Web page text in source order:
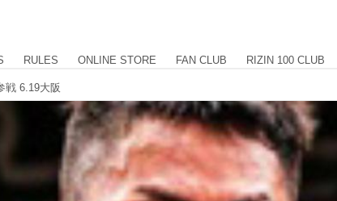
RULES ONLINE STORE FAN CLUB RIZIN 100 CLUB
戦 6.19大阪